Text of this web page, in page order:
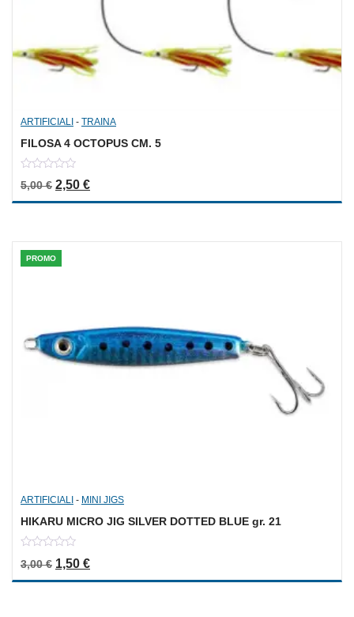
ARTIFICIALI - TRAINA
FILOSA 4 OCTOPUS CM. 5
out
of
5,00€ Il prezzo originale era: 5,00 €.
2,50 €Il prezzo attuale è: 2,50 €.
PROMO
ARTIFICIALI - MINI JIGS
HIKARU MICRO JIG SILVER DOTTED BLUE gr. 21
out
3,00€ Il prezzo originale era: 3,00 €.
1,50 €Il prezzo attuale è: 1,50 €.